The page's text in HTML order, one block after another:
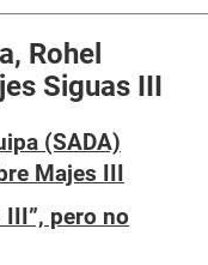
Rohel
Siguas III
(SADA)
Majes III
pero no